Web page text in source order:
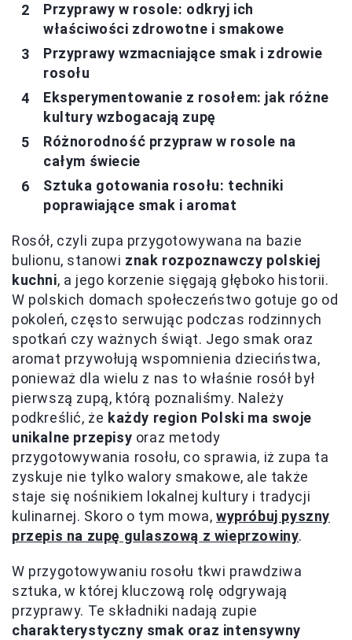
Przyprawy w rosole: odkryj ich
właściwości zdrowotne i smakowe
Przyprawy wzmacniające smak i zdrowie
rosołu
Eksperymentowanie z rosołem: jak różne
kultury wzbogacają zupę
Różnorodność przypraw w rosole na
całym świecie
Sztuka gotowania rosołu: techniki
poprawiające smak i aromat
Rosół, czyli zupa przygotowywana na bazie
bulionu, stanowi znak rozpoznawczy polskiej
kuchni, a jego korzenie sięgają głęboko historii.
W polskich domach społeczeństwo gotuje go od
pokoleń, często serwując podczas rodzinnych
spotkań czy ważnych świąt. Jego smak oraz
aromat przywołują wspomnienia dzieciństwa,
ponieważ dla wielu z nas to właśnie rosół był
pierwszą zupą, którą poznaliśmy. Należy
podkreślić, że każdy region Polski ma swoje
unikalne przepisy oraz metody
przygotowywania rosołu, co sprawia, iż zupa ta
zyskuje nie tylko walory smakowe, ale także
staje się nośnikiem lokalnej kultury i tradycji
kulinarnej. Skoro o tym mowa,wypróbuj pyszny
przepis na zupę gulaszową z wieprzowiny.
W przygotowywaniu rosołu tkwi prawdziwa
sztuka, w której kluczową rolę odgrywają
przyprawy. Te składniki nadają zupie
charakterystyczny smak oraz intensywny